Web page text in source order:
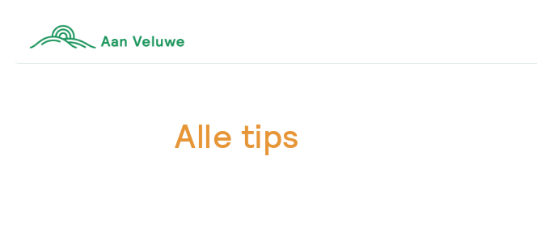
Alle tips